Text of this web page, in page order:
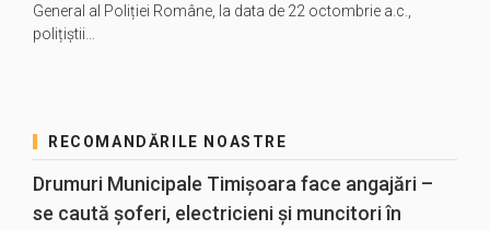
General al Poliției Române, la data de 22 octombrie a.c.,
polițiștii…
RECOMANDĂRILE NOASTRE
Drumuri Municipale Timișoara face angajări –
se caută șoferi, electricieni și muncitori în